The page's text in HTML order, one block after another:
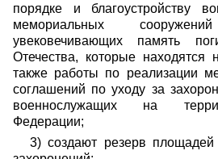
порядке и благоустройству
мемориальных
увековечивающих память
Отечества, которые находятся
также работы по реализации
соглашений по уходу за
военнослужащих на
Федерации;
3) создают резерв